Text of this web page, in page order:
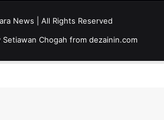
News | All Rights Reserved
Chogah from dezainin.com